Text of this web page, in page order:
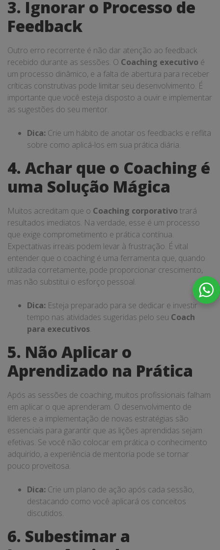
3. Ignorar o Processo de
Feedback
Outro erro recorrente é não dar atenção ao feedback
recebido durante as sessões. O Coaching executivo é
um processo dinâmico, e a falta de abertura para receber
críticas construtivas pode limitar seu desenvolvimento. É
importante que você esteja disposto a ouvir e implementar
as sugestões do seu mentor.
Dica: Crie um hábito de anotar os feedbacks e reflita
sobre como aplicá-los em sua prática diária.
4. Achar que o Coaching é
uma Solução Mágica
Muitos acreditam que o Coaching corporativo trará
resultados imediatos. Na verdade, esse é um processo
que exige comprometimento e prática contínua.
Expectativas irreais podem levar à frustração. É vital
entender que o coaching é uma ferramenta que, quando
utilizada corretamente, pode proporcionar crescimento,
mas não substitui o esforço pessoal.
Dica: Esteja preparado para se dedicar e investir
tempo nas atividades sugeridas pelo seu Coach
para executivos.
5. Não Aplicar o
Aprendizado na Prática
Após as sessões de coaching, muitos profissionais falham
em aplicar o que aprenderam. O desenvolvimento de
líderes e a implementação de novas estratégias são
essenciais para garantir que as lições aprendidas sejam
efetivas. Se você não colocar em prática o conhecimento
adquirido, a experiência de mentoria pode se tornar
pouco proveitosa.
Dica: Crie um plano de ação após cada sessão,
destacando como você aplicará os conceitos
discutidos.
6. Subestimar a